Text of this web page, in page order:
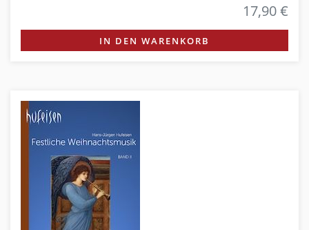
17,90 €
IN DEN WARENKORB